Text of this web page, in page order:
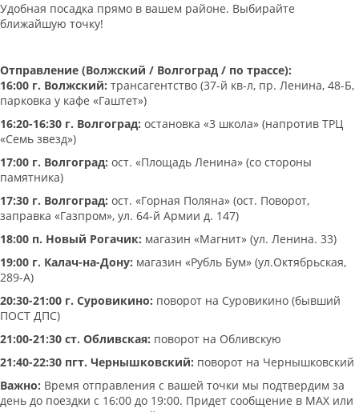
Удобная посадка прямо в вашем районе. Выбирайте
ближайшую точку!
Отправление (Волжский / Волгоград / по трассе):
16:00 г. Волжский: трансагентство (37-й кв-л, пр. Ленина, 48-Б,
парковка у кафе «Гаштет»)
16:20-16:30 г. Волгоград: остановка «3 школа» (напротив ТРЦ
«Семь звезд»)
17:00 г. Волгоград: ост. «Площадь Ленина» (со стороны
памятника)
17:30 г. Волгоград: ост. «Горная Поляна» (ост. Поворот,
заправка «Газпром», ул. 64-й Армии д. 147)
18:00 п. Новый Рогачик: магазин «Магнит» (ул. Ленина. 33)
19:00 г. Калач-на-Дону: магазин «Рубль Бум» (ул.Октябрьская,
289-А)
20:30-21:00 г. Суровикино: поворот на Суровикино (бывший
ПОСТ ДПС)
21:00-21:30 ст. Обливская: поворот на Обливскую
21:40-22:30 пгт. Чернышковский: поворот на Чернышковский
Важно: Время отправления с вашей точки мы подтвердим за
день до поездки с 16:00 до 19:00. Придет сообщение в МАХ или